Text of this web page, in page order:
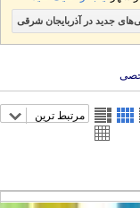
جدید در آذربایجان شرقی
مرتبط ترین